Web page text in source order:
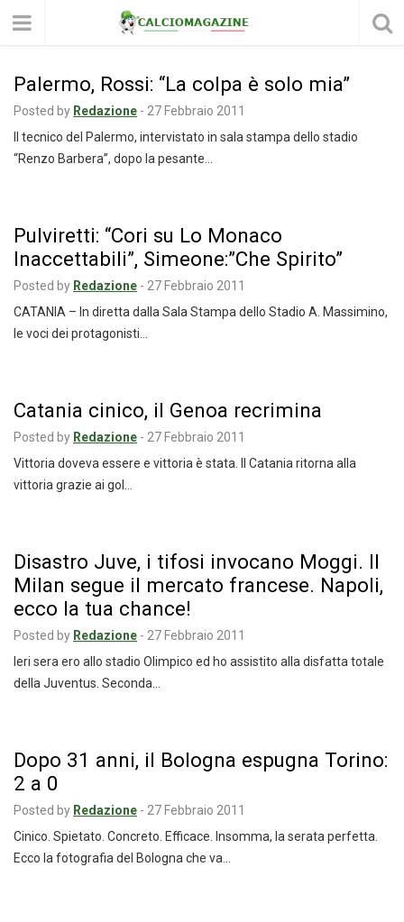
Palermo, Rossi: “La colpa è solo mia”
Posted by Redazione - 27 Febbraio 2011
Il tecnico del Palermo, intervistato in sala stampa dello stadio
“Renzo Barbera”, dopo la pesante…
Pulviretti: “Cori su Lo Monaco
Inaccettabili”, Simeone:”Che Spirito”
Posted by Redazione - 27 Febbraio 2011
CATANIA – In diretta dalla Sala Stampa dello Stadio A. Massimino,
le voci dei protagonisti…
Catania cinico, il Genoa recrimina
Posted by Redazione - 27 Febbraio 2011
Vittoria doveva essere e vittoria è stata. Il Catania ritorna alla
vittoria grazie ai gol…
Disastro Juve, i tifosi invocano Moggi. Il
Milan segue il mercato francese. Napoli,
ecco la tua chance!
Posted by Redazione - 27 Febbraio 2011
Ieri sera ero allo stadio Olimpico ed ho assistito alla disfatta totale
della Juventus. Seconda…
Dopo 31 anni, il Bologna espugna Torino:
2 a 0
Posted by Redazione - 27 Febbraio 2011
Cinico. Spietato. Concreto. Efficace. Insomma, la serata perfetta.
Ecco la fotografia del Bologna che va…